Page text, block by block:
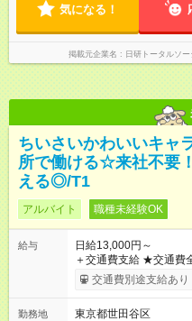
気になる！
掲載元企業名 日研トータルソ
ちいさいかわいいキャ
所で働ける☆来社不要
える◎/T1
アルバイト 職種未経験OK
給与
日給13,000円～
＋交通費支給 ★交通費全額支給！ ┗案件により規定あり ★日払
いOK！（規定あり）
ンビニATMから 日払い分を引
交通費別途支給あり
勤務地
東京都世田谷区